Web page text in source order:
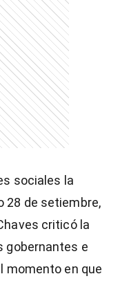
sociales la
28 de setiembre,
criticó la
gobernantes e
momento en que